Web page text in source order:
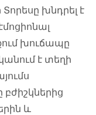
խնդրել է
խուճապը
է տեղի
և